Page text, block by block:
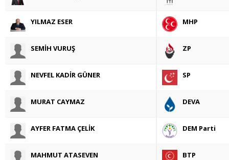
YILMAZ ESER MHP
SEMİH VURUŞ ZP
NEVFEL KADİR GÜNER SP
MURAT CAYMAZ DEVA
AYFER FATMA ÇELİK DEM Parti
MAHMUT ATASEVEN BTP